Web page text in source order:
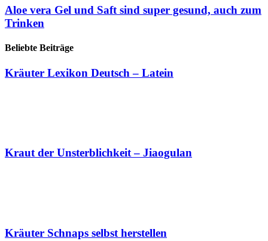
Aloe vera Gel und Saft sind super gesund, auch zum
Trinken
Beliebte Beiträge
Kräuter Lexikon Deutsch – Latein
Kraut der Unsterblichkeit – Jiaogulan
Kräuter Schnaps selbst herstellen